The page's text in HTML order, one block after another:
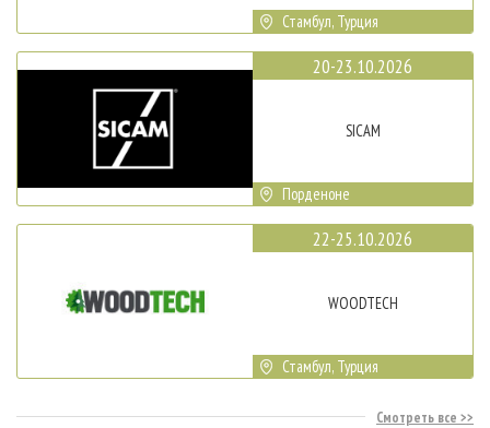
Стамбул, Турция
20-23.10.2026
SICAM
Порденоне
22-25.10.2026
WOODTECH
Стамбул, Турция
Смотреть все